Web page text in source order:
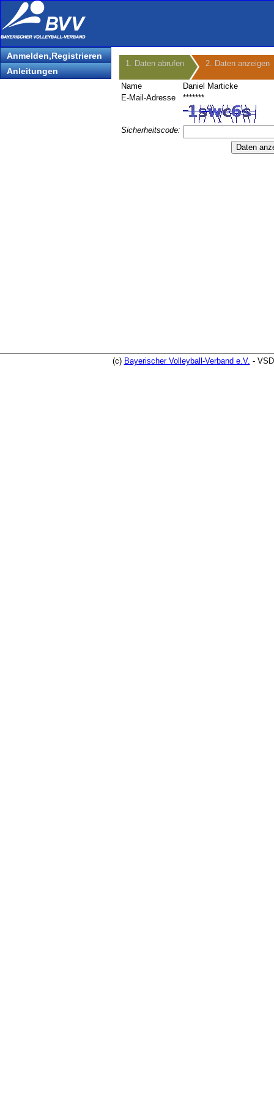
1. Daten abrufen 2. Daten anzeigen
Name
Daniel Marticke
E-Mail-Adresse
*******
Sicherheitscode:
Anmelden,Registrieren
Anleitungen
(c) Bayerischer Volleyball-Verband e.V. -